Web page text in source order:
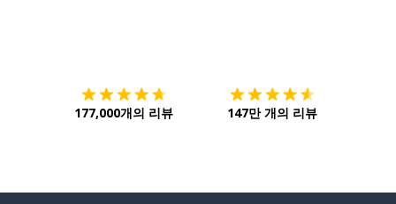
177,000개의 리뷰 147만 개의 리뷰